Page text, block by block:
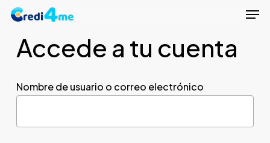
Skip
mainAccede a tu cuenta
Nombre de usuario o correo electrónico